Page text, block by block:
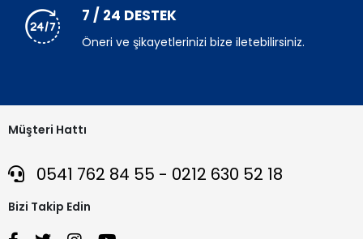
7 / 24 DESTEK
Öneri ve şikayetlerinizi bize iletebilirsiniz.
Müşteri Hattı
0541 762 84 55 - 0212 630 52 18
Bizi Takip Edin